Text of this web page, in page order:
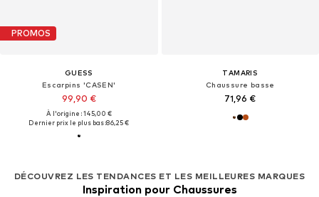
PROMOS
GUESS
Escarpins 'CASEN'
99,90 €
À l'origine : 145,00 €
Dernier prix le plus bas :86,25 €
TAMARIS
Chaussure basse
71,96 €
DÉCOUVREZ LES TENDANCES ET LES MEILLEURES MARQUES
Inspiration pour Chaussures